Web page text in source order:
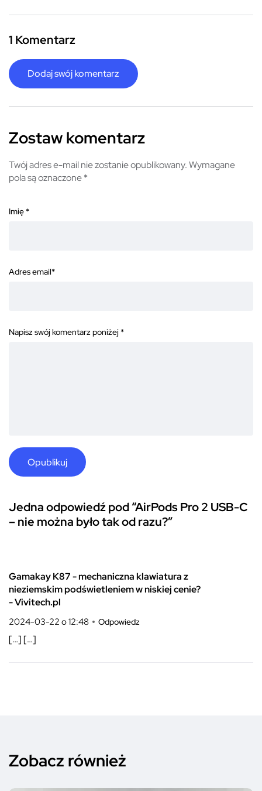
1 Komentarz
Dodaj swój komentarz
Zostaw komentarz
Twój adres e-mail nie zostanie opublikowany.Wymagane
pola są oznaczone*
Imię *
Adres email*
Napisz swój komentarz poniżej *
Jedna odpowiedź pod “AirPods Pro 2 USB-C
– nie można było tak od razu?”
Gamakay K87 - mechaniczna klawiatura z
nieziemskim podświetleniem w niskiej cenie?
- Vivitech.pl
2024-03-22 o 12:48 Odpowiedz
[…] […]
Zobacz również